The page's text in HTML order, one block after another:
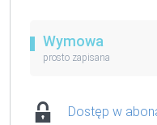
Wymowa
prosto zapisana
Dostęp w